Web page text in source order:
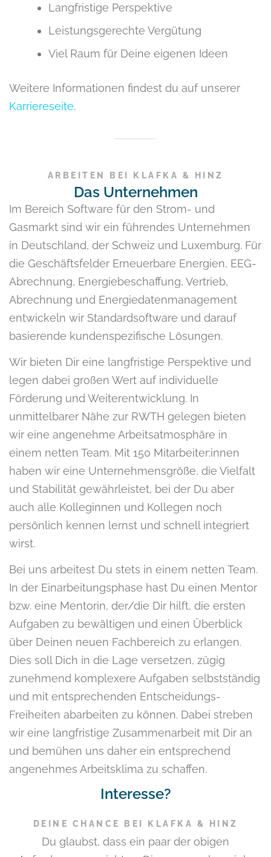
Langfristige Perspektive
Leistungsgerechte Vergütung
Viel Raum für Deine eigenen Ideen
Weitere Informationen findest du auf unserer
Karriereseite.
ARBEITEN BEI KLAFKA & HINZ
Das Unternehmen
Im Bereich Software für den Strom- und
Gasmarkt sind wir ein führendes Unternehmen
in Deutschland, der Schweiz und Luxemburg. Für
die Geschäftsfelder Erneuerbare Energien, EEG-
Abrechnung, Energiebeschaffung, Vertrieb,
Abrechnung und Energiedatenmanagement
entwickeln wir Standardsoftware und darauf
basierende kundenspezifische Lösungen.
Wir bieten Dir eine langfristige Perspektive und
legen dabei großen Wert auf individuelle
Förderung und Weiterentwicklung. In
unmittelbarer Nähe zur RWTH gelegen bieten
wir eine angenehme Arbeitsatmosphäre in
einem netten Team. Mit 150 Mitarbeiter:innen
haben wir eine Unternehmensgröße, die Vielfalt
und Stabilität gewährleistet, bei der Du aber
auch alle Kolleginnen und Kollegen noch
persönlich kennen lernst und schnell integriert
wirst.
Bei uns arbeitest Du stets in einem netten Team.
In der Einarbeitungsphase hast Du einen Mentor
bzw. eine Mentorin, der/die Dir hilft, die ersten
Aufgaben zu bewältigen und einen Überblick
über Deinen neuen Fachbereich zu erlangen.
Dies soll Dich in die Lage versetzen, zügig
zunehmend komplexere Aufgaben selbst­ständig
und mit entsprechenden Entscheidungs-
Freiheiten abarbeiten zu können. Dabei streben
wir eine langfristige Zusammenarbeit mit Dir an
und bemühen uns daher ein entsprechend
angenehmes Arbeitsklima zu schaffen.
Interesse?
DEINE CHANCE BEI KLAFKA & HINZ
Du glaubst, dass ein paar der obigen